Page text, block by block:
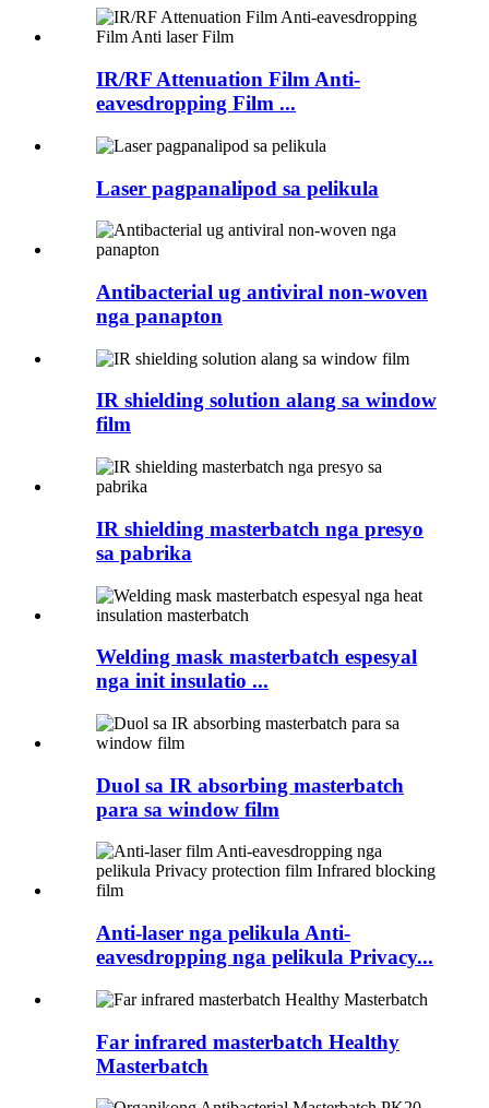
IR/RF Attenuation Film Anti-
eavesdropping Film ...
Laser pagpanalipod sa pelikula
Antibacterial ug antiviral non-woven
nga panapton
IR shielding solution alang sa window
film
IR shielding masterbatch nga presyo
sa pabrika
Welding mask masterbatch espesyal
nga init insulatio ...
Duol sa IR absorbing masterbatch
para sa window film
Anti-laser nga pelikula Anti-
eavesdropping nga pelikula Privacy...
Far infrared masterbatch Healthy
Masterbatch